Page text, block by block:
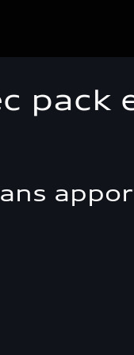
pack